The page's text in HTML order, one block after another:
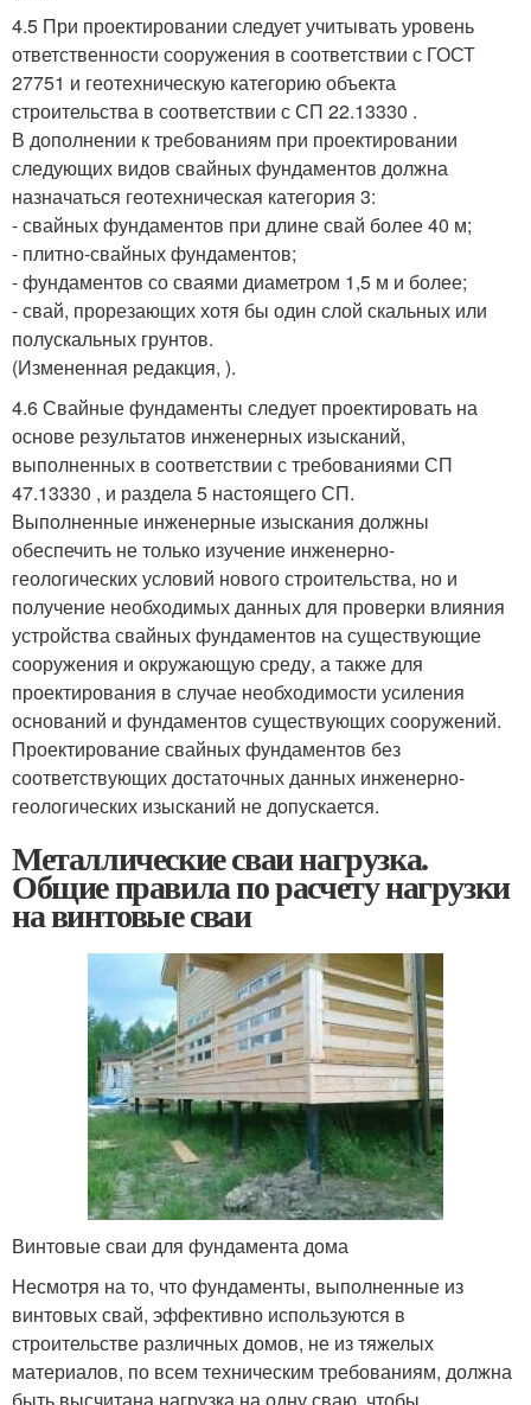
4.5 При проектировании следует учитывать уровень
ответственности сооружения в соответствии с ГОСТ
27751 и геотехническую категорию объекта
строительства в соответствии с СП 22.13330 .
В дополнении к требованиям при проектировании
следующих видов свайных фундаментов должна
назначаться геотехническая категория 3:
- свайных фундаментов при длине свай более 40 м;
- плитно-свайных фундаментов;
- фундаментов со сваями диаметром 1,5 м и более;
- свай, прорезающих хотя бы один слой скальных или
полускальных грунтов.
(Измененная редакция, ).
4.6 Свайные фундаменты следует проектировать на
основе результатов инженерных изысканий,
выполненных в соответствии с требованиями СП
47.13330 , и раздела 5 настоящего СП.
Выполненные инженерные изыскания должны
обеспечить не только изучение инженерно-
геологических условий нового строительства, но и
получение необходимых данных для проверки влияния
устройства свайных фундаментов на существующие
сооружения и окружающую среду, а также для
проектирования в случае необходимости усиления
оснований и фундаментов существующих сооружений.
Проектирование свайных фундаментов без
соответствующих достаточных данных инженерно-
геологических изысканий не допускается.
Металлические сваи нагрузка.
Общие правила по расчету нагрузки
на винтовые сваи
Винтовые сваи для фундамента дома
Несмотря на то, что фундаменты, выполненные из
винтовых свай, эффективно используются в
строительстве различных домов, не из тяжелых
материалов, по всем техническим требованиям, должна
быть высчитана нагрузка на одну сваю, чтобы